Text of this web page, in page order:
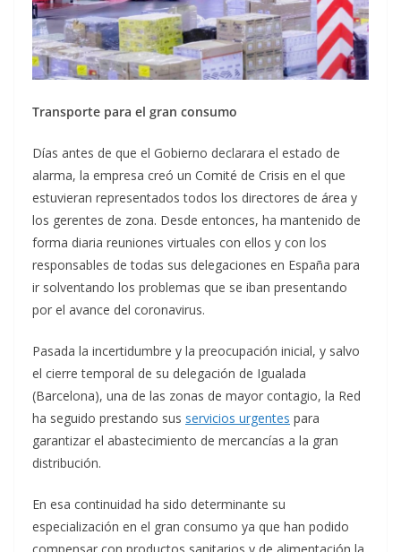
Transporte para el gran consumo
Días antes de que el Gobierno declarara el estado de
alarma, la empresa creó un Comité de Crisis en el que
estuvieran representados todos los directores de área y
los gerentes de zona. Desde entonces, ha mantenido de
forma diaria reuniones virtuales con ellos y con los
responsables de todas sus delegaciones en España para
ir solventando los problemas que se iban presentando
por el avance del coronavirus.
Pasada la incertidumbre y la preocupación inicial, y salvo
el cierre temporal de su delegación de Igualada
(Barcelona), una de las zonas de mayor contagio, la Red
ha seguido prestando sus servicios urgentes para
garantizar el abastecimiento de mercancías a la gran
distribución.
En esa continuidad ha sido determinante su
especialización en el gran consumo ya que han podido